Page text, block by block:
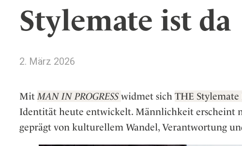
Wellness
Japan
Kroatien
Portugal
Schweden
Osterkalender
Persönlichkeiten
Stylemate ist da
2. März 2026
Mit MAN IN PROGRESS widmet sich THE Stylemate
Identität heute entwickelt. Männlichkeit erscheint
geprägt von kulturellem Wandel, Verantwortung